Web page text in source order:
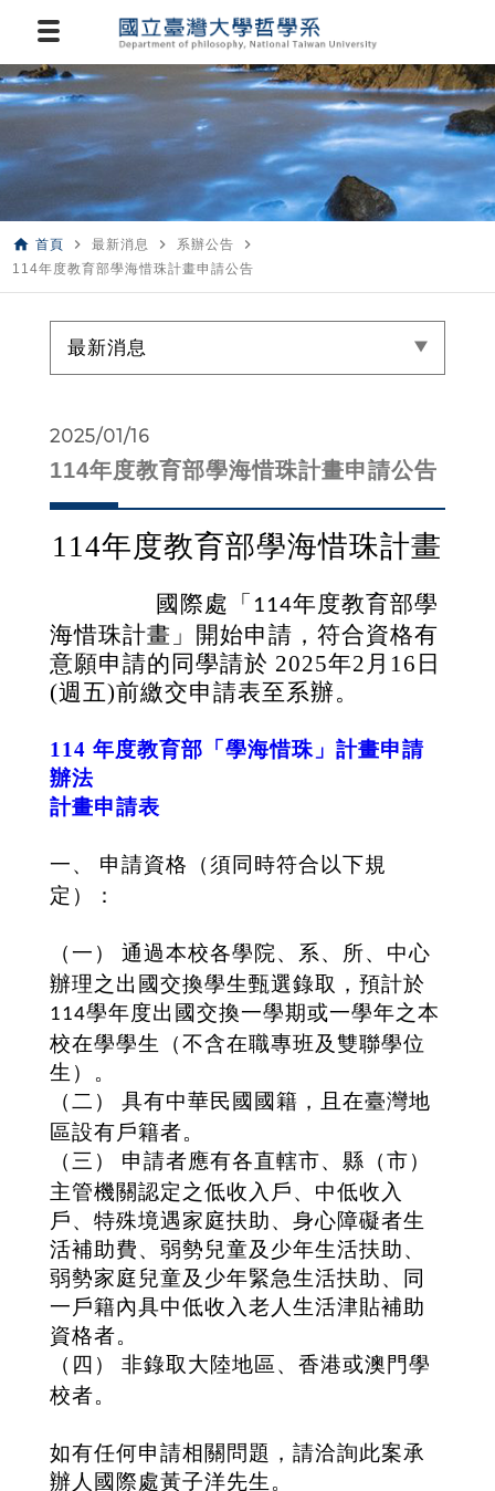
home 首頁 navigate_next 最新消息 navigate_next 系辦公告 navigate_next
114年度教育部學海惜珠計畫申請公告
最新消息
2025/01/16
114年度教育部學海惜珠計畫申請公告
114年度教育部學海惜珠計畫
國際處「 114年度教育部學
海惜珠計畫」開始申請，符合資格有
意願申請的同學請於 2025年2月16日
(週五)前繳交申請表至系辦。
114 年度教育部「學海惜珠」計畫申請
辦法
計畫申請表
一、
申請資格（須同時符合以下規
定）：
（一）
通過本校各學院、系、所、中心
辦理之出國交換學生甄選錄取，預計於
114學年度出國交換一學期或一學年之本
校在學學生（不含在職專班及雙聯學位
生）。
（二）
具有中華民國國籍，且在臺灣地
區設有戶籍者。
（三）
申請者應有各直轄市、縣（市）
主管機關認定之低收入戶、中低收入
戶、特殊境遇家庭扶助、身心障礙者生
活補助費、弱勢兒童及少年生活扶助、
弱勢家庭兒童及少年緊急生活扶助、同
一戶籍內具中低收入老人生活津貼補助
資格者。
（四）
非錄取大陸地區、香港或澳門學
校者。
如有任何申請相關問題，請洽詢此案承
辦人國際處黃子洋先生。